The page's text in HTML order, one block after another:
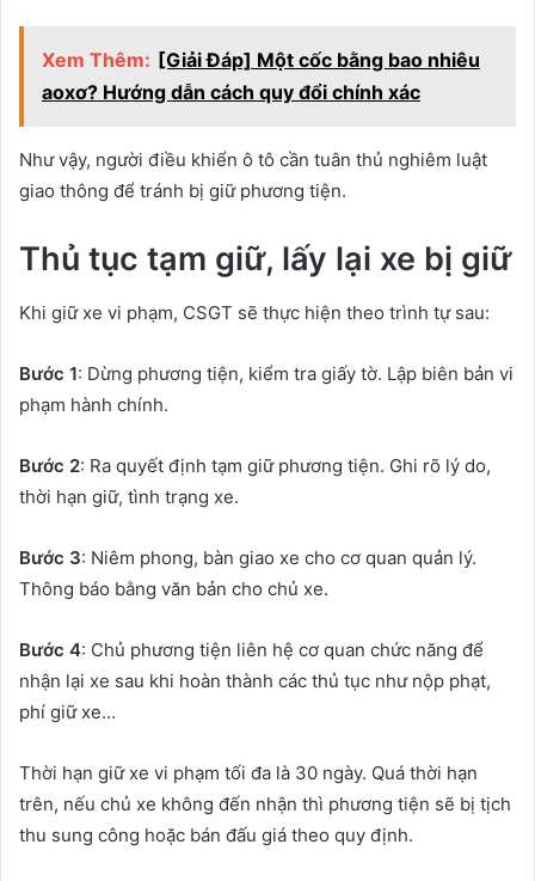
Xem Thêm: [Giải Đáp] Một cốc bằng bao nhiêu
aoxơ? Hướng dẫn cách quy đổi chính xác
Như vậy, người điều khiển ô tô cần tuân thủ nghiêm luật
giao thông để tránh bị giữ phương tiện.
Thủ tục tạm giữ, lấy lại xe bị giữ
Khi giữ xe vi phạm, CSGT sẽ thực hiện theo trình tự sau:
Bước 1: Dừng phương tiện, kiểm tra giấy tờ. Lập biên bản vi
phạm hành chính.
Bước 2: Ra quyết định tạm giữ phương tiện. Ghi rõ lý do,
thời hạn giữ, tình trạng xe.
Bước 3: Niêm phong, bàn giao xe cho cơ quan quản lý.
Thông báo bằng văn bản cho chủ xe.
Bước 4: Chủ phương tiện liên hệ cơ quan chức năng để
nhận lại xe sau khi hoàn thành các thủ tục như nộp phạt,
phí giữ xe…
Thời hạn giữ xe vi phạm tối đa là 30 ngày. Quá thời hạn
trên, nếu chủ xe không đến nhận thì phương tiện sẽ bị tịch
thu sung công hoặc bán đấu giá theo quy định.